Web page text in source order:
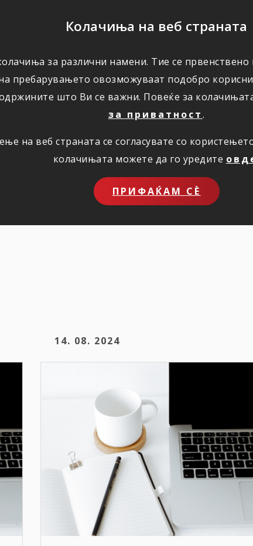
Колачиња на веб страната
за различни намени. Тие се
пребарувањето овозможуваат подобро
што Ви се важни. Повеќе за
за приватност.
на веб страната се согласувате со
колачињата можете да го уредите
ПРИФАЌАМ СЀ
ПОВОЛНОСТИ КОРИСНО ЗА НАС
14. 08. 2024